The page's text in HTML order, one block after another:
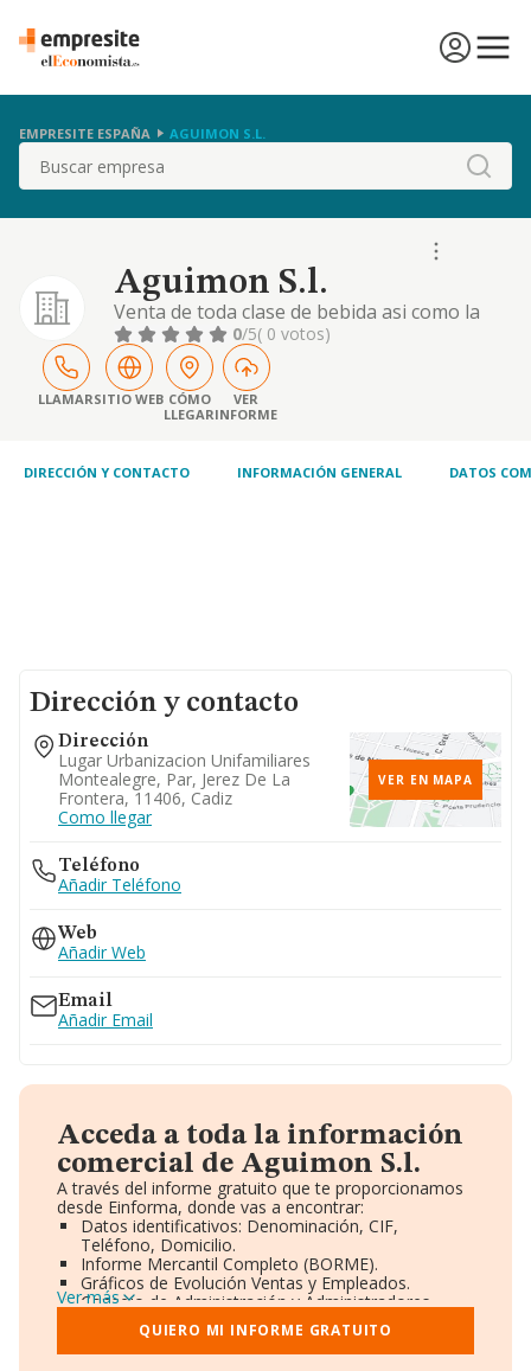
EMPRESITE ESPAÑA AGUIMON S.L.
Buscar
Aguimon S.l.
Venta de toda clase de bebida asi como la
explotacion de bares, cafeterias,
restaurantes.
0/5( 0 votos)
LLAMARSITIO WEB CÓMO
LLEGAR
VER
INFORME
DIRECCIÓN Y CONTACTO INFORMACIÓN GENERAL DATOS
Dirección y contacto
Dirección
Lugar Urbanizacion Unifamiliares
Montealegre, Par, Jerez De La
Frontera, 11406, Cadiz
Como llegar
VER EN MAPA
Teléfono
Añadir Teléfono
Web
Añadir Web
Email
Añadir Email
Acceda a toda la información
comercial de Aguimon S.l.
A través del informe gratuito que te proporcionamos
desde Einforma, donde vas a encontrar:
Datos identificativos: Denominación, CIF,
Teléfono, Domicilio.
Informe Mercantil Completo (BORME).
Gráficos de Evolución Ventas y Empleados.
Consejo de Administración y Administradores.
Directivos y Ejecutivos.
Accionistas.
Participaciones y Vinculaciones en otras empresas.
Ver más
QUIERO MI INFORME GRATUITO